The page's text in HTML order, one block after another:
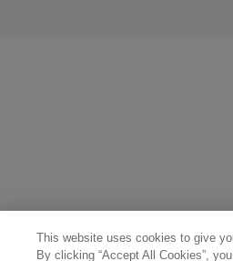
This website uses cookies to give
By clicking “Accept All Cookies”,